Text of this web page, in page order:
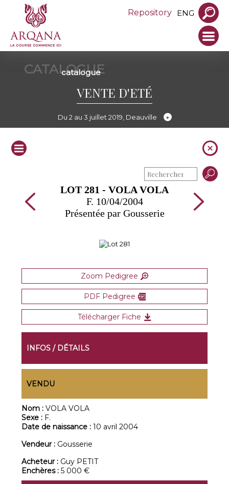
Repository ENG
CATALOGUE
catalogue
VENTE D'ETÉ
Du 2 au 3 juillet 2019, Deauville
LOT 281 - VOLA VOLA
F. 10/04/2004
Présentée par Gousserie
Zoom Pedigree
PDF Pedigree
Télécharger Fiche
INFOS / DÉTAILS
VENDU
Nom :VOLA VOLA
Sexe : F.
Date de naissance :10 avril 2004
Vendeur : Gousserie
Acheteur : Guy PETIT
Enchères :5 000 €